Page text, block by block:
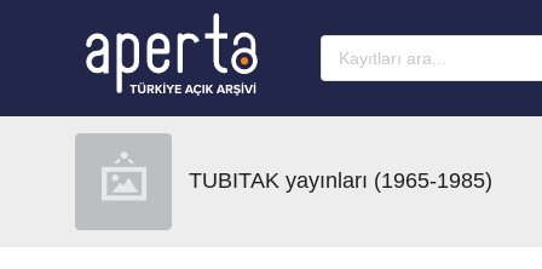
TUBITAK yayınları (1965-1985)